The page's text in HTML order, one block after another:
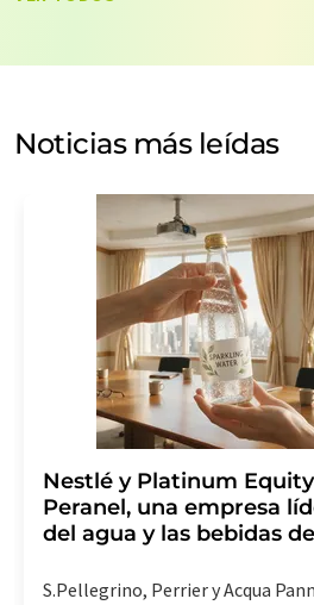
de nuestrapolítica de protección de
electrónico a efectos publicitarios o
mercado y opinión. Puede revocar
de indicar los motivos informando
LUMITOS AG, Ernst-Augustin-Str. 2,
(Alemania) o por correo electrónico
revoke@lumitos.com. Además, en
electrónico se incluye un enlace
suscripción al boletín informativo
Noticias más leídas
Nestlé y Platinum
Peranel, una empresa
del agua y las bebidas
S.Pellegrino, Perrier y Acqua